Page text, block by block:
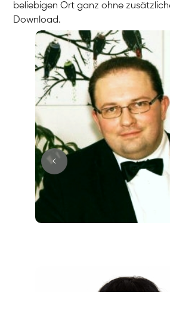
beliebigen Ort ganz ohne
Download.